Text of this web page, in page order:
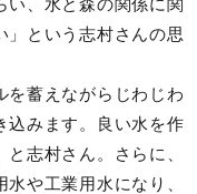
い、水と森の関係に関
」という志村さんの思
を蓄えながらじわじわ
込みます。良い水を作
志村さん。さらに、
や工業用水になり、